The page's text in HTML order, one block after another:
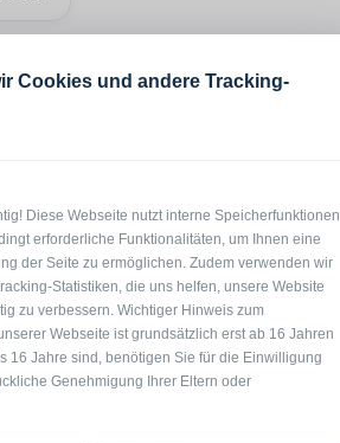
Cookies und andere Tracking-
Diese Webseite nutzt interne Speicherfunktionen
erforderliche Funktionalitäten, um Ihnen eine
der Seite zu ermöglichen. Zudem verwenden wir
Statistiken, die uns helfen, unsere Website
zu verbessern. Wichtiger Hinweis zum
Webseite ist grundsätzlich erst ab 16 Jahren
16 Jahre sind, benötigen Sie für die Einwilligung
Genehmigung Ihrer Eltern oder